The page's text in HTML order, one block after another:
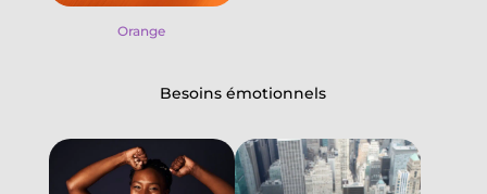
Orange
Besoins émotionnels